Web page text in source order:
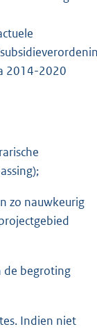
2014-2020
zo nauwkeurig
de begroting
Indien niet